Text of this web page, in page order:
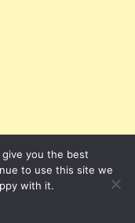
you the best
to use this site we
with it.